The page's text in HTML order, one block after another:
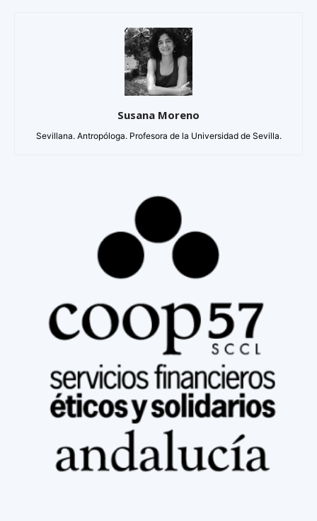
Susana Moreno
Sevillana. Antropóloga. Profesora de la Universidad de Sevilla.